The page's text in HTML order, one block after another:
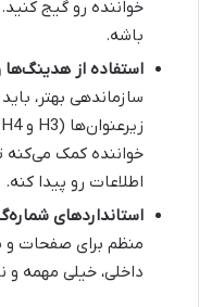
خواننده رو گیج
باشه.
استفاده از
خواننده کمک می‌کنه
اطلاعات رو پیدا کنه.
استانداردهای
منظم برای صفحات
داخلی، خیلی مهمه و